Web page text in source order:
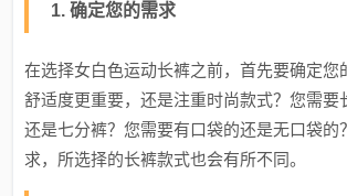
1. 确定您的需求
在选择女白色运动长裤之前，首先要确定您
舒适度更重要，还是注重时尚款式？您需要
还是七分裤？您需要有口袋的还是无口袋的
求，所选择的长裤款式也会有所不同。